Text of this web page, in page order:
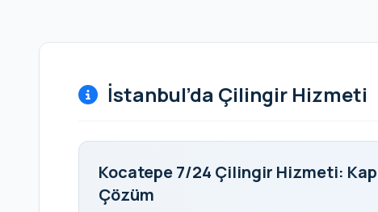
İstanbul’da Çilingir Hizmeti
Kocatepe 7/24 Çilingir Hizmeti:
Çözüm